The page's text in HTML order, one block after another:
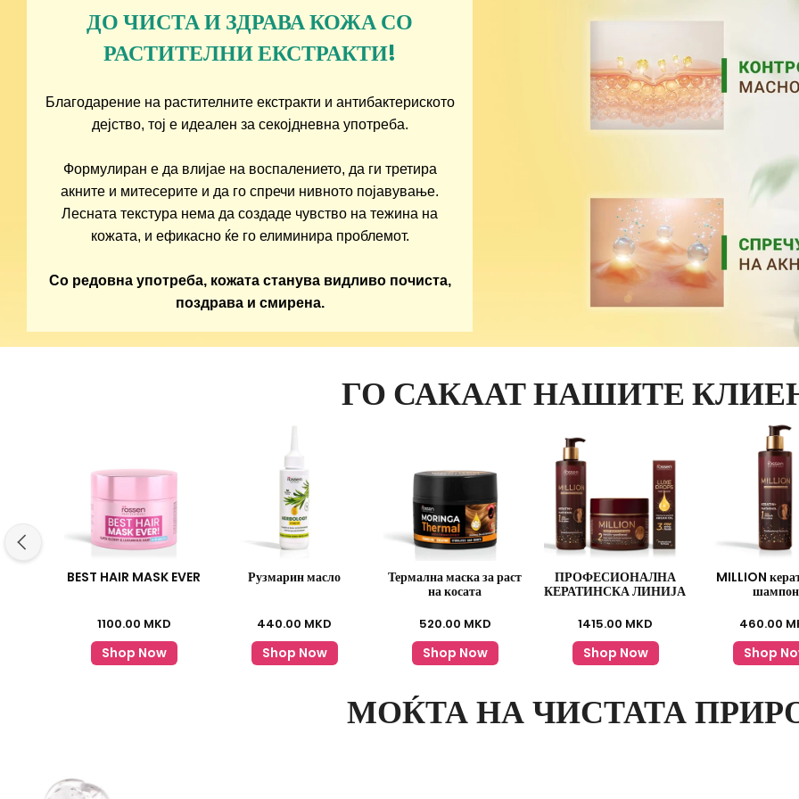
ДО ЧИСТА И ЗДРАВА КОЖА СО
РАСТИТЕЛНИ ЕКСТРАКТИ!
Благодарение на растителните екстракти и антибактериското
дејство, тој е идеален за секојдневна употреба.
Формулиран е да влијае на воспалението, да ги третира
акните и митесерите и да го спречи нивното појавување.
Лесната текстура нема да создаде чувство на тежина на
кожата, и ефикасно ќе го елиминира проблемот.
Со редовна употреба, кожата станува видливо почиста,
поздрава и смирена.
ГО САКААТ НАШИТЕ
BEST HAIR MASK EVER
1100.00 MKD
Shop Now
Рузмарин масло
440.00 MKD
Shop Now
Термална маска за раст
на косата
520.00 MKD
Shop Now
ПРОФЕСИОНАЛНА
КЕРАТИНСКА ЛИНИЈА
1415.00 MKD
Shop Now
MILLION
шампон
460.00
Shop
МОЌТА НА ЧИСТАТА